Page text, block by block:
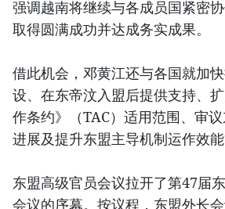
强调越南将继续与各成员国紧密
取得圆满成功并达成务实成果。
借此机会，邓黄江还与各国就加
设、在东帝汶入盟后提供支持、
作条约》（TAC）适用范围、审
进展及提升东盟主导机制运作效能
东盟高级官员会议拉开了第47届
会议的序幕。按议程，东盟外长